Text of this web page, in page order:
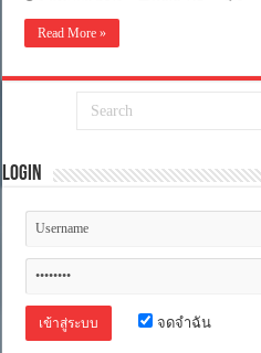
Read More »
Login
จดจำฉัน